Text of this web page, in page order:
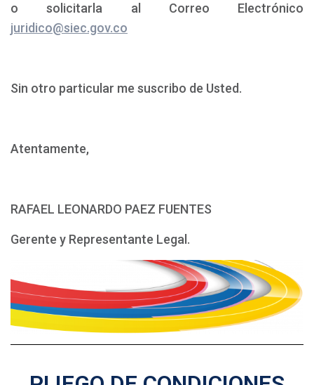
o solicitarla al Correo Electrónico
juridico@siec.gov.co
Sin otro particular me suscribo de Usted.
Atentamente,
RAFAEL LEONARDO PAEZ FUENTES
Gerente y Representante Legal.